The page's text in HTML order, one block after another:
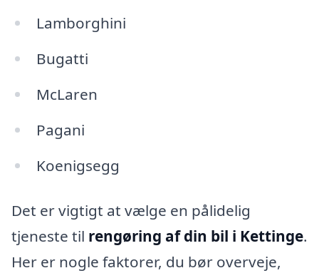
Lamborghini
Bugatti
McLaren
Pagani
Koenigsegg
Det er vigtigt at vælge en pålidelig
tjeneste til rengøring af din bil i Kettinge.
Her er nogle faktorer, du bør overveje,